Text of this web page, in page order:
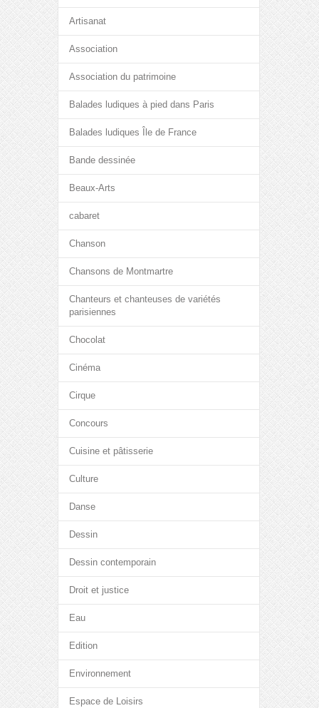
Artisanat
Association
Association du patrimoine
Balades ludiques à pied dans Paris
Balades ludiques Île de France
Bande dessinée
Beaux-Arts
cabaret
Chanson
Chansons de Montmartre
Chanteurs et chanteuses de variétés
parisiennes
Chocolat
Cinéma
Cirque
Concours
Cuisine et pâtisserie
Culture
Danse
Dessin
Dessin contemporain
Droit et justice
Eau
Edition
Environnement
Espace de Loisirs